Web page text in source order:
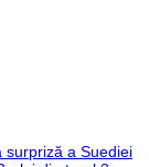
surpriză a Suediei